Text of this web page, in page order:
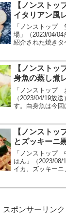
【ノンストッ
イタリアン風
「ノンストップ
場」（2023/04/
紹介された焼き
【ノンストッ
身魚の蒸し煮
「ノンストップ
（2023/04/19放
す。白身魚は今回
【ノンストッ
とズッキーニ
「ノンストップ
はん」（2023/08/
イカ、ズッキーニ
スポンサーリンク